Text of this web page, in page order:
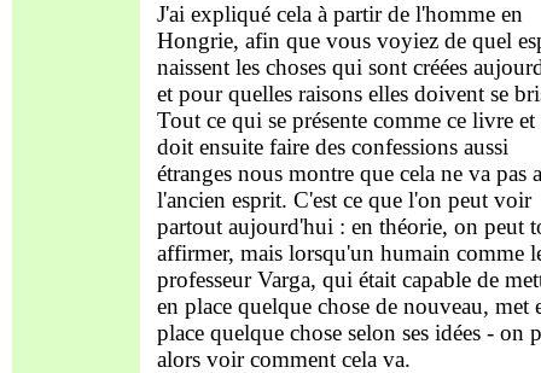
J'ai expliqué cela à partir de l'homme en
Hongrie, afin que vous voyiez de quel
naissent les choses qui sont créées
et pour quelles raisons elles doivent se
Tout ce qui se présente comme ce livre
doit ensuite faire des confessions aussi
étranges nous montre que cela ne va pas
l'ancien esprit. C'est ce que l'on peut voir
partout aujourd'hui : en théorie, on peut
affirmer, mais lorsqu'un humain comme
professeur Varga, qui était capable de
en place quelque chose de nouveau, met
place quelque chose selon ses idées - on
alors voir comment cela va.